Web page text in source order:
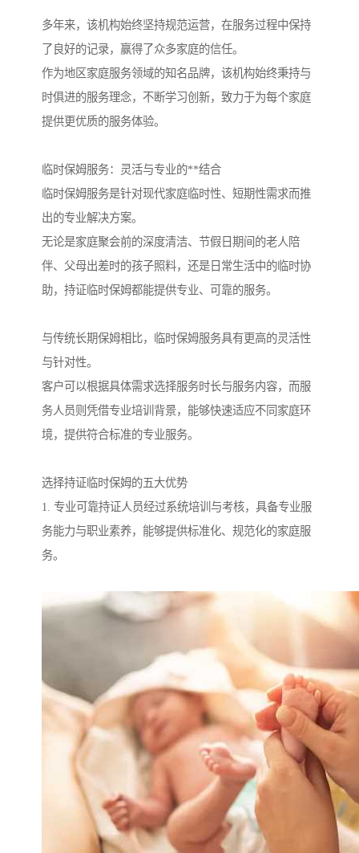
多年来，该机构始终坚持规范运营，在服务过程中保持
了良好的记录，赢得了众多家庭的信任。
作为地区家庭服务领域的知名品牌，该机构始终秉持与
时俱进的服务理念，不断学习创新，致力于为每个家庭
提供更优质的服务体验。
临时保姆服务：灵活与专业的**结合
临时保姆服务是针对现代家庭临时性、短期性需求而推
出的专业解决方案。
无论是家庭聚会前的深度清洁、节假日期间的老人陪
伴、父母出差时的孩子照料，还是日常生活中的临时协
助，持证临时保姆都能提供专业、可靠的服务。
与传统长期保姆相比，临时保姆服务具有更高的灵活性
与针对性。
客户可以根据具体需求选择服务时长与服务内容，而服
务人员则凭借专业培训背景，能够快速适应不同家庭环
境，提供符合标准的专业服务。
选择持证临时保姆的五大优势
1. 专业可靠持证人员经过系统培训与考核，具备专业服
务能力与职业素养，能够提供标准化、规范化的家庭服
务。